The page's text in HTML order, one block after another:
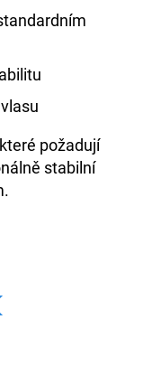
požadují
stabilní